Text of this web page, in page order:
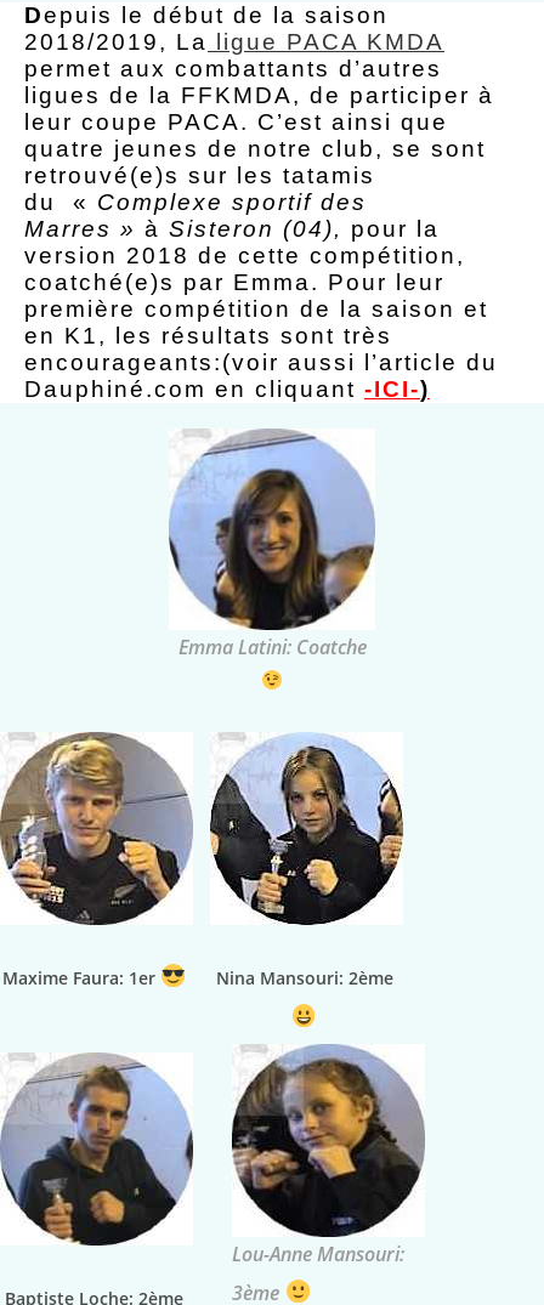
Depuis le début de la saison
2018/2019, La
ligue PACA KMDA
permet aux combattants d’autres
ligues de la FFKMDA, de participer à
leur coupe PACA. C’est ainsi que
quatre jeunes de notre club, se sont
retrouvé(e)s sur les tatamis
du « Complexe sportif des
Marres » à Sisteron (04), pour la
version 2018 de cette compétition,
coatché(e)s par Emma. Pour leur
première compétition de la saison et
en K1, les résultats sont très
encourageants:(voir aussi l’article du
Dauphiné.com en cliquant -ICI-)
Emma Latini: Coatche
Maxime Faura: 1er Nina Mansouri: 2ème
Baptiste Loche: 2ème
Lou-Anne Mansouri:
3ème